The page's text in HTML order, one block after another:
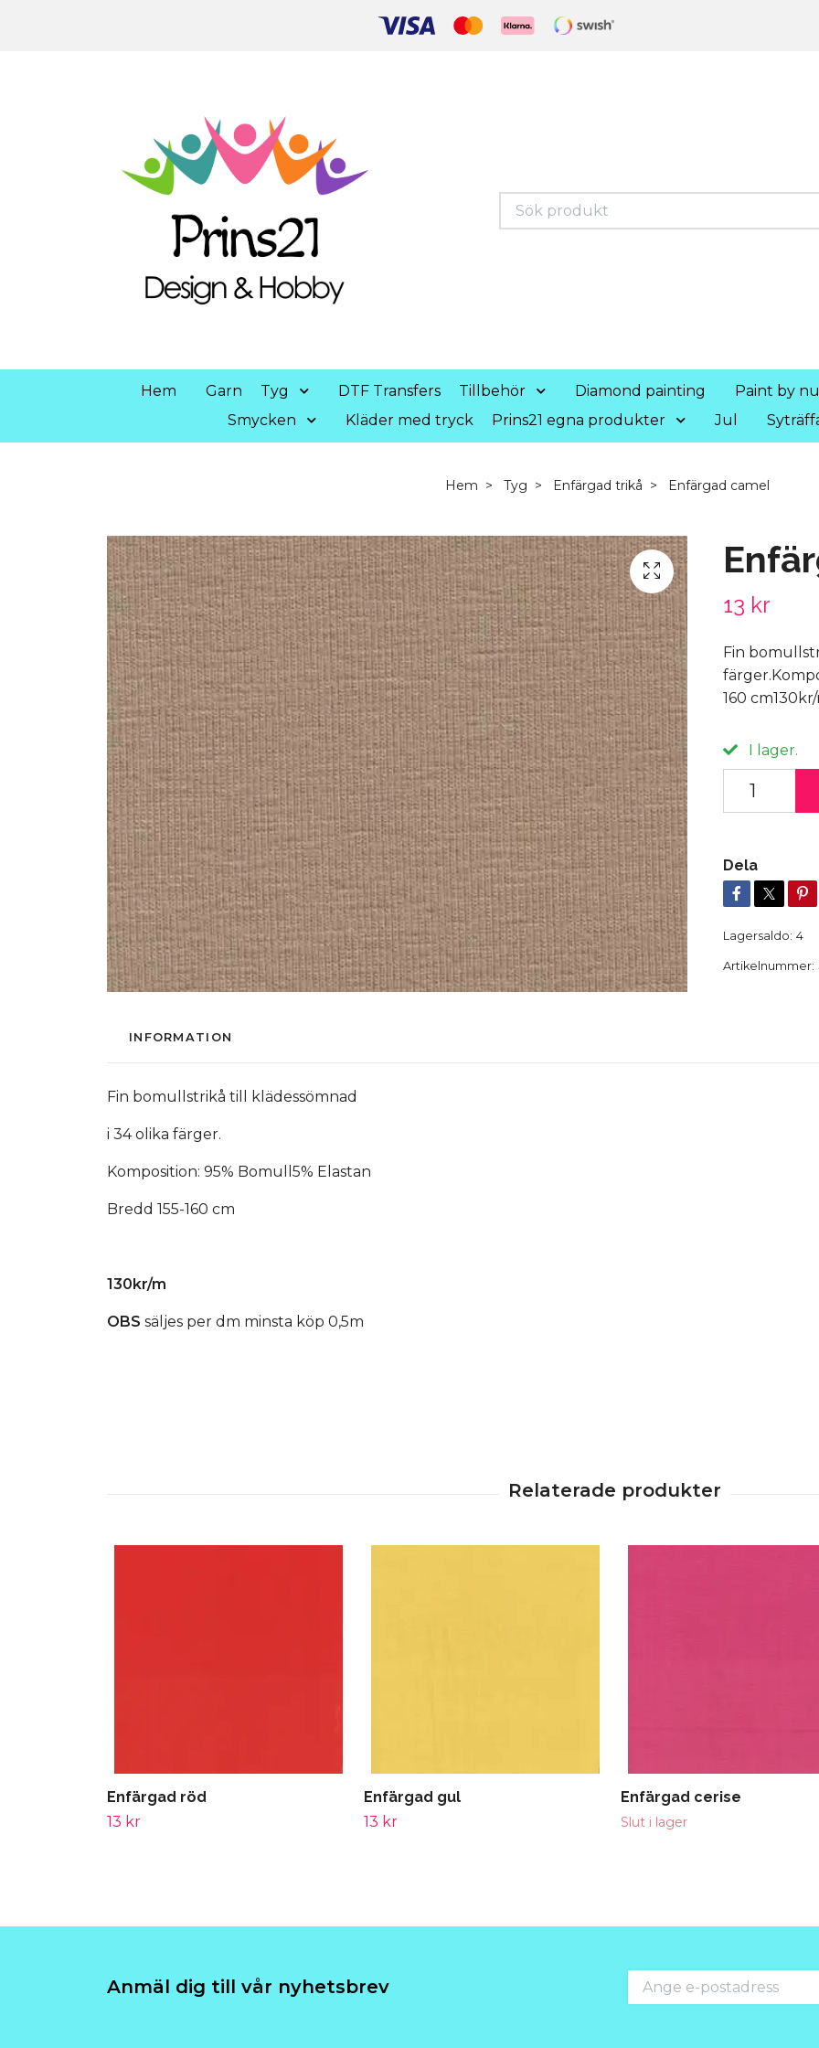
Hem Garn Tyg DTF Transfers Tillbehör Diamond painting
Paint by
Smycken
Kläder med tryck Prins21 egna produkter Jul
Hem Tyg Enfärgad trikå Enfärgad camel
13 kr
Fin
160
I lager.
Dela
Lagersaldo: 4
Artikelnummer:
INFORMATION
Fin bomullstrikå till klädessömnad
i 34 olika färger.
Komposition: 95% Bomull5% Elastan
Bredd 155-160 cm
130kr/m
OBS säljes per dm minsta köp 0,5m
Enfärgad röd
13 kr
Enfärgad gul
13 kr
Enfärgad cerise
Slut i lager
Anmäl dig till vår nyhetsbrev